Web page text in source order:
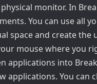
monitor. In
You can use all
space and create the
mouse where you
applications into
applications. You can